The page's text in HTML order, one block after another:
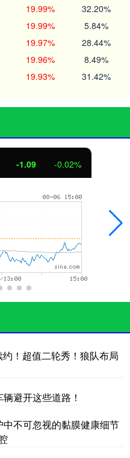
19.99% 32.20%
19.99% 5.84%
19.97% 28.44%
19.96% 8.49%
19.93% 31.42%
0.00 0.00%
！超值二轮秀！狼队布局
避开这些道路！
不可忽视的黏膜健康细节